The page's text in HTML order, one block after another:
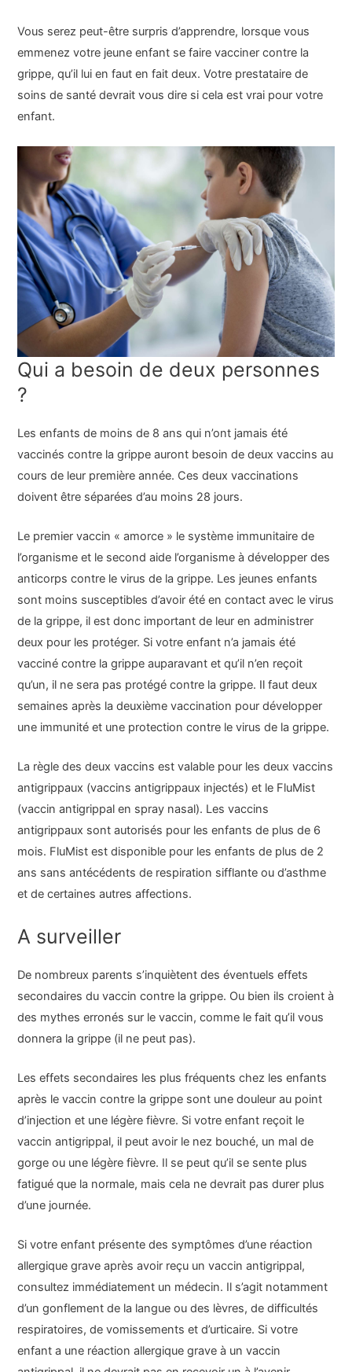
Vous serez peut-être surpris d’apprendre, lorsque vous
emmenez votre jeune enfant se faire vacciner contre la
grippe, qu’il lui en faut en fait deux. Votre prestataire de
soins de santé devrait vous dire si cela est vrai pour votre
enfant.
Qui a besoin de deux personnes
?
Les enfants de moins de 8 ans qui n’ont jamais été
vaccinés contre la grippe auront besoin de deux vaccins au
cours de leur première année. Ces deux vaccinations
doivent être séparées d’au moins 28 jours.
Le premier vaccin « amorce » le système immunitaire de
l’organisme et le second aide l’organisme à développer des
anticorps contre le virus de la grippe. Les jeunes enfants
sont moins susceptibles d’avoir été en contact avec le virus
de la grippe, il est donc important de leur en administrer
deux pour les protéger. Si votre enfant n’a jamais été
vacciné contre la grippe auparavant et qu’il n’en reçoit
qu’un, il ne sera pas protégé contre la grippe. Il faut deux
semaines après la deuxième vaccination pour développer
une immunité et une protection contre le virus de la grippe.
La règle des deux vaccins est valable pour les deux vaccins
antigrippaux (vaccins antigrippaux injectés) et le FluMist
(vaccin antigrippal en spray nasal). Les vaccins
antigrippaux sont autorisés pour les enfants de plus de 6
mois. FluMist est disponible pour les enfants de plus de 2
ans sans antécédents de respiration sifflante ou d’asthme
et de certaines autres affections.
A surveiller
De nombreux parents s’inquiètent des éventuels effets
secondaires du vaccin contre la grippe. Ou bien ils croient à
des mythes erronés sur le vaccin, comme le fait qu’il vous
donnera la grippe (il ne peut pas).
Les effets secondaires les plus fréquents chez les enfants
après le vaccin contre la grippe sont une douleur au point
d’injection et une légère fièvre. Si votre enfant reçoit le
vaccin antigrippal, il peut avoir le nez bouché, un mal de
gorge ou une légère fièvre. Il se peut qu’il se sente plus
fatigué que la normale, mais cela ne devrait pas durer plus
d’une journée.
Si votre enfant présente des symptômes d’une réaction
allergique grave après avoir reçu un vaccin antigrippal,
consultez immédiatement un médecin. Il s’agit notamment
d’un gonflement de la langue ou des lèvres, de difficultés
respiratoires, de vomissements et d’urticaire. Si votre
enfant a une réaction allergique grave à un vaccin